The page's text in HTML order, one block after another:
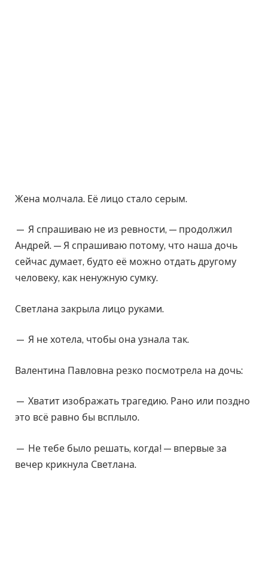
Жена молчала. Её лицо стало серым.
— Я спрашиваю не из ревности, — продолжил
Андрей. — Я спрашиваю потому, что наша дочь
сейчас думает, будто её можно отдать другому
человеку, как ненужную сумку.
Светлана закрыла лицо руками.
— Я не хотела, чтобы она узнала так.
Валентина Павловна резко посмотрела на дочь:
— Хватит изображать трагедию. Рано или поздно
это всё равно бы всплыло.
— Не тебе было решать, когда! — впервые за
вечер крикнула Светлана.